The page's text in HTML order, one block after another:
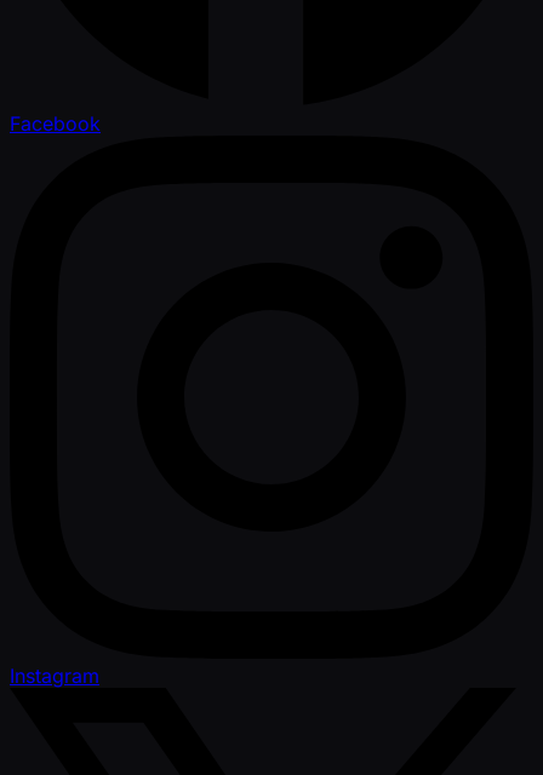
Facebook
Instagram